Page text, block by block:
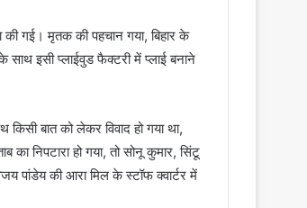
गई। मृतक की पहचान गया, बिहार के
इसी प्लाईवुड फैक्टरी में प्लाई बनाने
बात को लेकर विवाद हो गया था,
निपटारा हो गया, तो सोनू कुमार, सिंटू
पांडेय की आरा मिल के स्टॉफ क्वार्टर में